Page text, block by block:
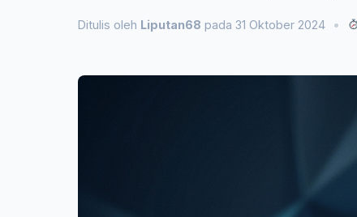
Ditulis oleh Liputan68 pada 31 Oktober 2024 •